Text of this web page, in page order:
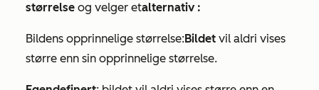
størrelse og velger etalternativ :
Bildens opprinnelige størrelse:Bildet vil aldri vises
større enn sin opprinnelige størrelse.